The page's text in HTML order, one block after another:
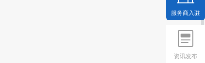
服务商入驻
资讯发布